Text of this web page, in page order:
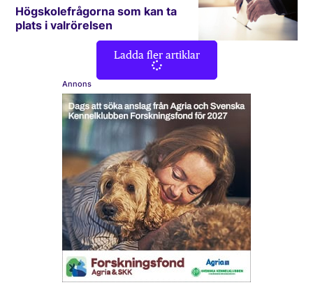
Högskolefrågorna som kan ta
plats i valrörelsen
Ladda fler artiklar
Annons